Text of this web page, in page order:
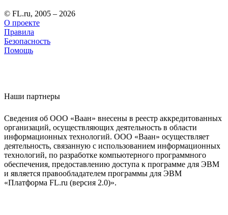
© FL.ru, 2005 – 2026
О проекте
Правила
Безопасность
Помощь
Наши партнеры
Сведения об ООО «Ваан» внесены в реестр аккредитованных
организаций, осуществляющих деятельность в области
информационных технологий. ООО «Ваан» осуществляет
деятельность, связанную с использованием информационных
технологий, по разработке компьютерного программного
обеспечения, предоставлению доступа к программе для ЭВМ
и является правообладателем программы для ЭВМ
«Платформа FL.ru (версия 2.0)».